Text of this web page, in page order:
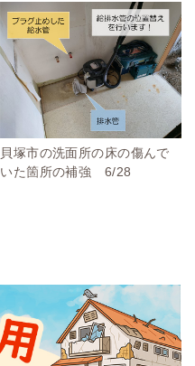
貝塚市の洗面所の床の傷んで
いた箇所の補強 6/28